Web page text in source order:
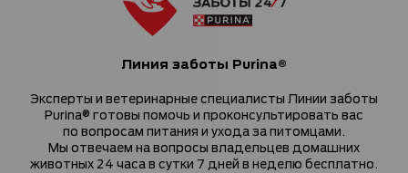
Линия заботы Purina®
Эксперты и ветеринарные специалисты Линии заботы
Purina® готовы помочь и проконсультировать вас
по вопросам питания и ухода за питомцами.
Мы отвечаем на вопросы владельцев домашних
животных 24 часа в сутки 7 дней в неделю бесплатно.